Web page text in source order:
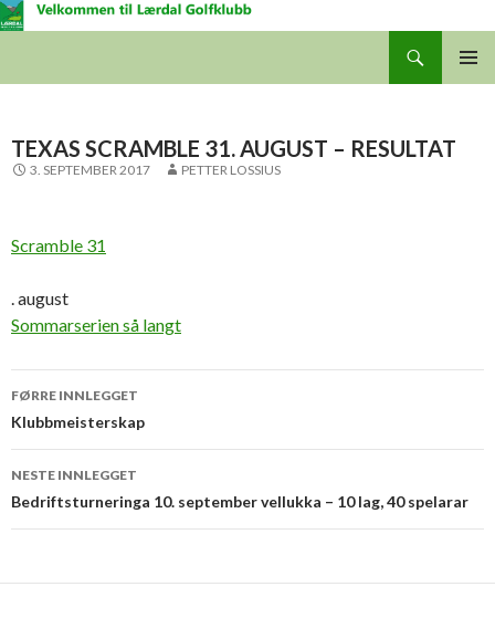
TEXAS SCRAMBLE 31. AUGUST – RESULTAT
3. SEPTEMBER 2017 PETTER LOSSIUS
Scramble 31
. august
Sommarserien så langt
Innleggsnavigering
FØRRE INNLEGGET
Klubbmeisterskap
NESTE INNLEGGET
Bedriftsturneringa 10. september vellukka – 10 lag, 40 spelarar